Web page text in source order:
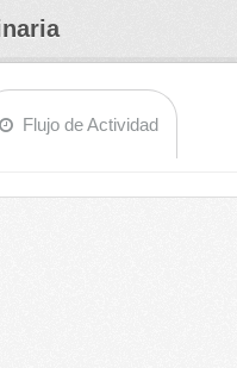
Flujo de Actividad